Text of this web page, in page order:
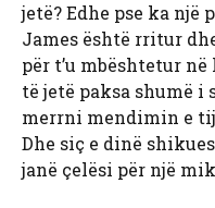
jetë? Edhe pse ka një
James është rritur
për t’u mbështetur
të jetë paksa shumë i
merrni mendimin e
Dhe siç e dinë
janë çelësi për një